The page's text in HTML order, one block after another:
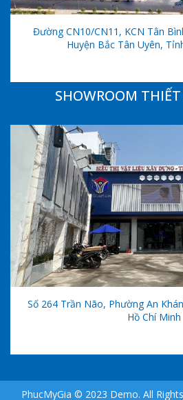
Đường CN10/CN11, KCN Tân
Huyện Bắc Tân Uyên,
SHOWROOM
Số 264 Trần Não, Phường An
Hồ Chí Minh
PhucMyGia © 2023 Demo. All